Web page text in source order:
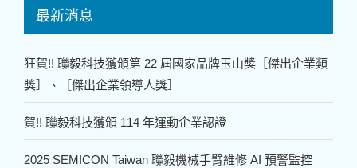
最新消息
狂賀!! 聯毅科技獲頒第 22 屆國家品牌玉山獎［傑出企業類
獎］、［傑出企業領導人獎］
賀!! 聯毅科技獲頒 114 年運動企業認證
2025 SEMICON Taiwan 聯毅機械手臂維修 AI 預警監控